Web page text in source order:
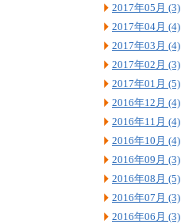
2017年05月 (3)
2017年04月 (4)
2017年03月 (4)
2017年02月 (3)
2017年01月 (5)
2016年12月 (4)
2016年11月 (4)
2016年10月 (4)
2016年09月 (3)
2016年08月 (5)
2016年07月 (3)
2016年06月 (3)